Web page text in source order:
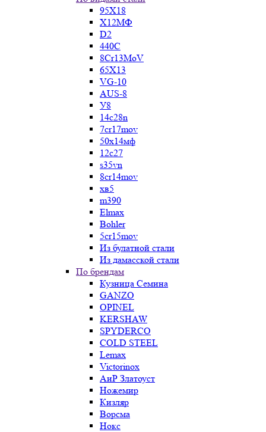
95Х18
Х12МФ
D2
440C
8Cr13MoV
65Х13
VG-10
AUS-8
У8
14c28n
7cr17mov
50х14мф
12c27
s35vn
8cr14mov
хв5
m390
Elmax
Bohler
5cr15mov
Из булатной стали
Из дамасской стали
По брендам
Кузница Семина
GANZO
OPINEL
KERSHAW
SPYDERCO
COLD STEEL
Lemax
Victorinox
АиР Златоуст
Ножемир
Кизляр
Ворсма
Нокс